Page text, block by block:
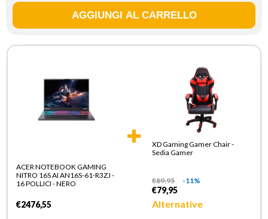
ACER NOTEBOOK GAMING
NITRO 16S AI AN16S-61-R3ZJ -
16 POLLICI - NERO
€2476,55
XD Gaming Gamer Chair -
Sedia Gamer
€89,95 -11%
€79,95
Alternative